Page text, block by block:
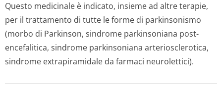
Questo medicinale è indicato, insieme ad altre terapie,
per il trattamento di tutte le forme di parkinsonismo
(morbo di Parkinson, sindrome parkinsoniana post-
encefalitica, sindrome parkinsoniana arteriosclerotica,
sindrome extrapiramidale da farmaci neurolettici).